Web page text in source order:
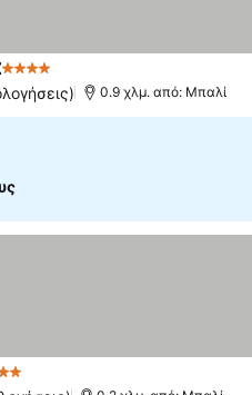
4 Αστέρια
0.9 χλμ. από: Μπαλί
Αστέρια